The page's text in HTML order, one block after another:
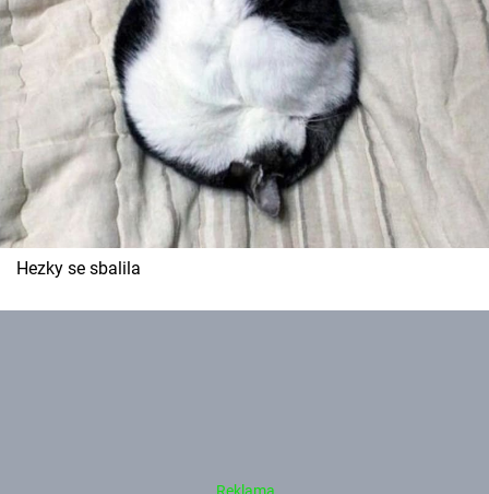
Hezky se sbalila